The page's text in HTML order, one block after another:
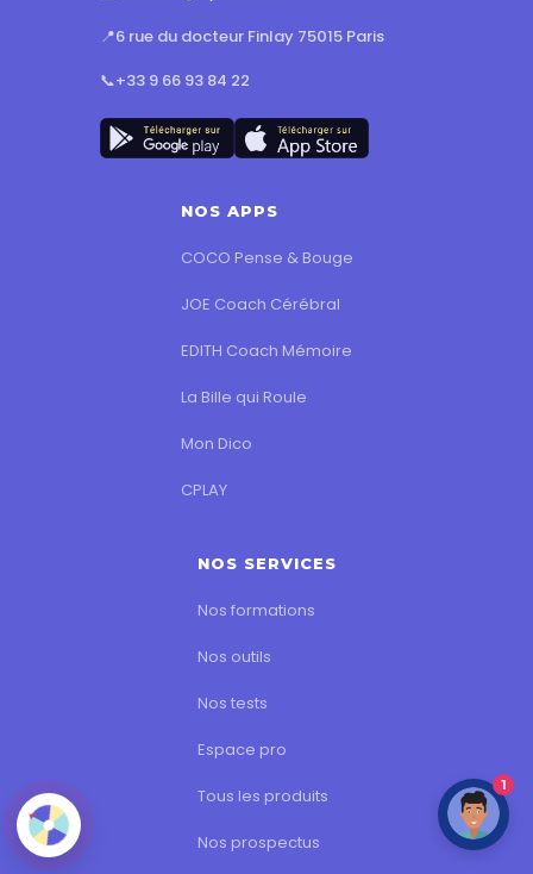
📍6 rue du docteur Finlay 75015 Paris
📞+33 9 66 93 84 22
NOS APPS
COCO Pense & Bouge
JOE Coach Cérébral
EDITH Coach Mémoire
La Bille qui Roule
Mon Dico
CPLAY
NOS SERVICES
Nos formations
Nos outils
Nos tests
Espace pro
Tous les produits
Nos prospectus
1